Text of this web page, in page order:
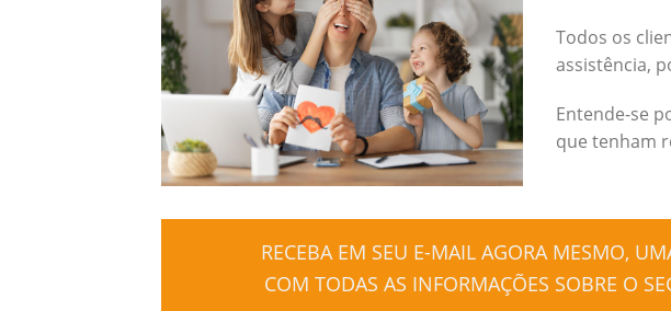
Todos os
assistência,
Entende-se
que tenham
RECEBA EM SEU E-MAIL AGORA MESMO,
COM TODAS AS INFORMAÇÕES SOBRE O